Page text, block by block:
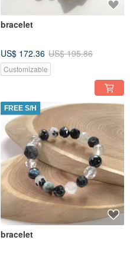
bracelet
US$ 172.36 US$ 195.86
Customizable
FREE S/H
bracelet